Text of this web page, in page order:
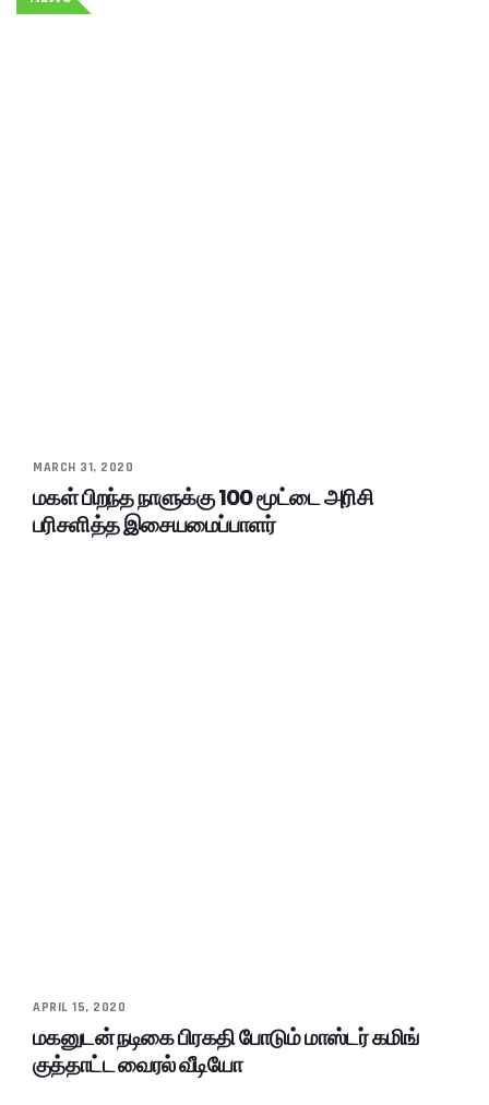
MARCH 31, 2020
மகள் பிறந்த நாளுக்கு 100 மூட்டை அரிசி
பரிசளித்த இசையமைப்பாளர்
APRIL 15, 2020
மகனுடன் நடிகை பிரகதி போடும் மாஸ்டர் கமிங்
குத்தாட்ட வைரல் வீடியோ